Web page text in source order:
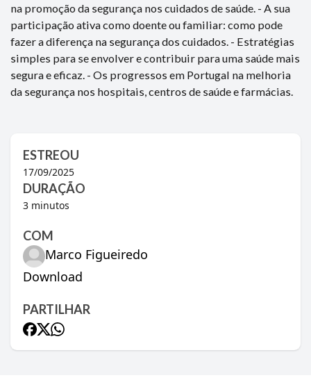
na promoção da segurança nos cuidados de saúde. - A sua
participação ativa como doente ou familiar: como pode
fazer a diferença na segurança dos cuidados. - Estratégias
simples para se envolver e contribuir para uma saúde mais
segura e eficaz. - Os progressos em Portugal na melhoria
da segurança nos hospitais, centros de saúde e farmácias.
ESTREOU
17/09/2025
DURAÇÃO
3 minutos
COM
Marco Figueiredo
Download
PARTILHAR